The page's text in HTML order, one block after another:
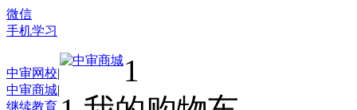
微信
手机学习
中审网校|
中审商城|
继续教育
1